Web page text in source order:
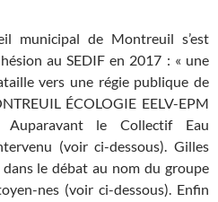
municipal de Montreuil s’est
au SEDIF en 2017 : « une
vers une régie publique de
ÉCOLOGIE EELV-EPM
Auparavant le Collectif Eau
(voir ci-dessous). Gilles
le débat au nom du groupe
nes (voir ci-dessous). Enfin